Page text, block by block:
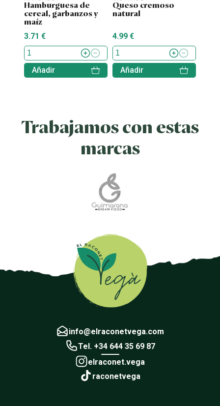
Hamburguesa de
cereal, garbanzos y
maíz
3.71 €
Añadir
Queso cremoso
natural
4.99 €
Añadir
Trabajamos con estas
marcas
info@elraconetvega.com
Tel. +34 644 35 69 87
elraconet.vega
raconetvega